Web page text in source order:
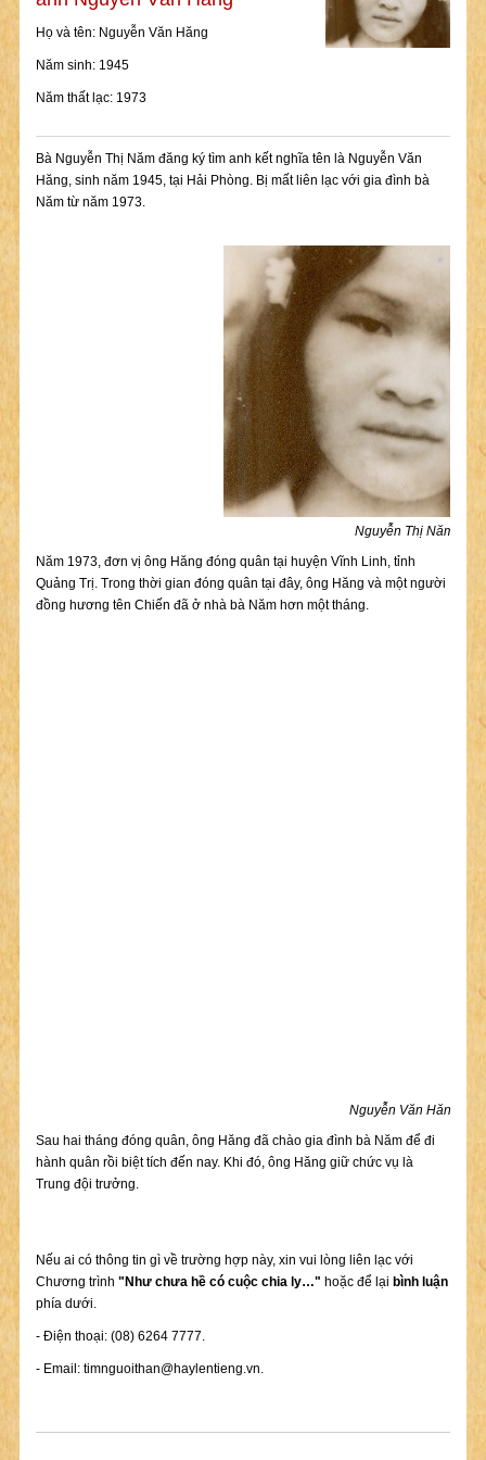
Họ và tên: Nguyễn Văn Hăng
Năm sinh: 1945
Năm thất lạc: 1973
Bà Nguyễn Thị Năm đăng ký tìm anh kết nghĩa tên là Nguyễn Văn
Hăng, sinh năm 1945, tại Hải Phòng. Bị mất liên lạc với gia đình bà
Năm từ năm 1973.
Nguyễn Thị Năm
Năm 1973, đơn vị ông Hăng đóng quân tại huyện Vĩnh Linh, tỉnh
Quảng Trị. Trong thời gian đóng quân tại đây, ông Hăng và một người
đồng hương tên Chiến đã ở nhà bà Năm hơn một tháng.
Nguyễn Văn Hăng
Sau hai tháng đóng quân, ông Hăng đã chào gia đình bà Năm để đi
hành quân rồi biệt tích đến nay. Khi đó, ông Hăng giữ chức vụ là
Trung đội trưởng.
Nếu ai có thông tin gì về trường hợp này, xin vui lòng liên lạc với
Chương trình "Như chưa hề có cuộc chia ly…" hoặc để lại bình luận
phía dưới.
- Điện thoại: (08) 6264 7777.
- Email: timnguoithan@haylentieng.vn.